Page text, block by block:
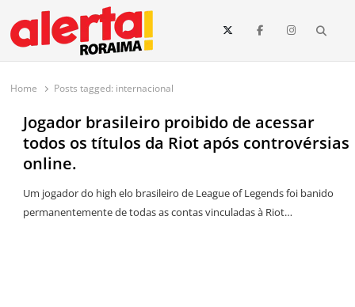
conteúdo
O maior portal de notícias de Roraima
O Alerta Roraima é seu portal de notícias completo sobre política,
e todo o estado de Roraima. Fique sempre informado com
Home Posts tagged: internacional
Jogador brasileiro proibido de acessar
todos os títulos da Riot após controvérsias
online.
Um jogador do high elo brasileiro de League of Legends foi banido
permanentemente de todas as contas vinculadas à Riot…